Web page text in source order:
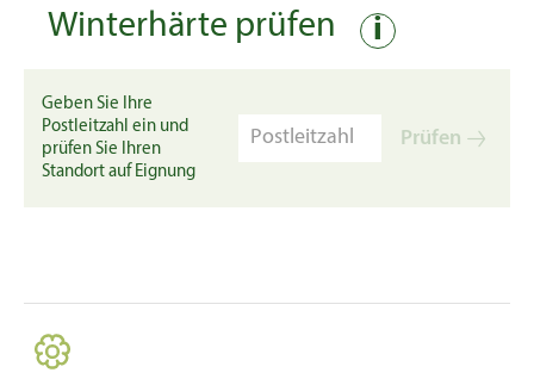
Winterhärte prüfen i
Geben Sie Ihre
Postleitzahl ein und
prüfen Sie Ihren
Standort auf Eignung
Prüfen